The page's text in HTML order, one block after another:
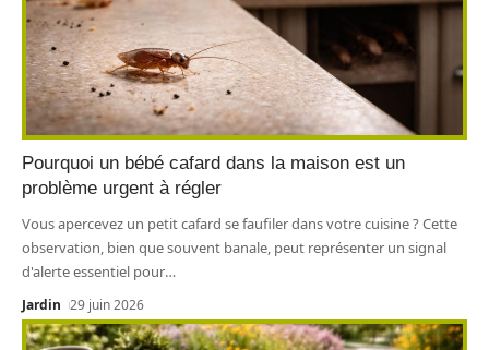
Pourquoi un bébé cafard dans la maison est un
problème urgent à régler
Vous apercevez un petit cafard se faufiler dans votre cuisine ? Cette
observation, bien que souvent banale, peut représenter un signal
d'alerte essentiel pour…
Jardin 29 juin 2026